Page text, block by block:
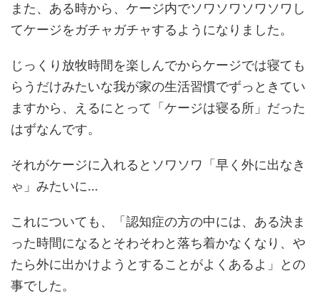
また、ある時から、ケージ内でソワソワソワソワし
てケージをガチャガチャするようになりました。
じっくり放牧時間を楽しんでからケージでは寝ても
らうだけみたいな我が家の生活習慣でずっときてい
ますから、えるにとって「ケージは寝る所」だった
はずなんです。
それがケージに入れるとソワソワ「早く外に出なき
ゃ」みたいに…
これについても、「認知症の方の中には、ある決ま
った時間になるとそわそわと落ち着かなくなり、や
たら外に出かけようとすることがよくあるよ」との
事でした。